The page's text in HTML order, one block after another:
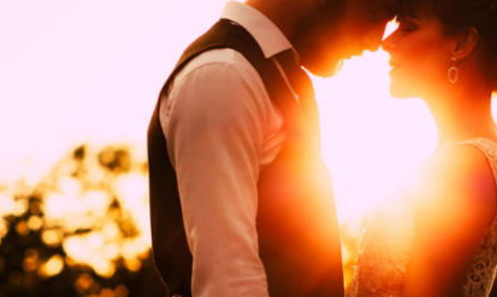
Protected: SNIMANJE NAJAVE ZA FOTO RADIONICU > LUX